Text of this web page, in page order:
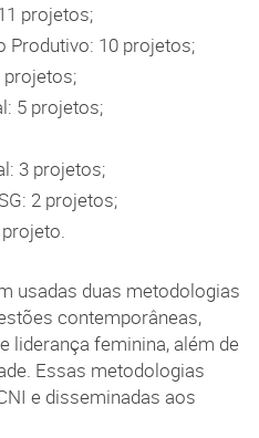
projetos;
Produtivo: 10 projetos;
projetos;
5 projetos;
3 projetos;
2 projetos;
usadas duas metodologias
contemporâneas,
liderança feminina, além de
Essas metodologias
e disseminadas aos